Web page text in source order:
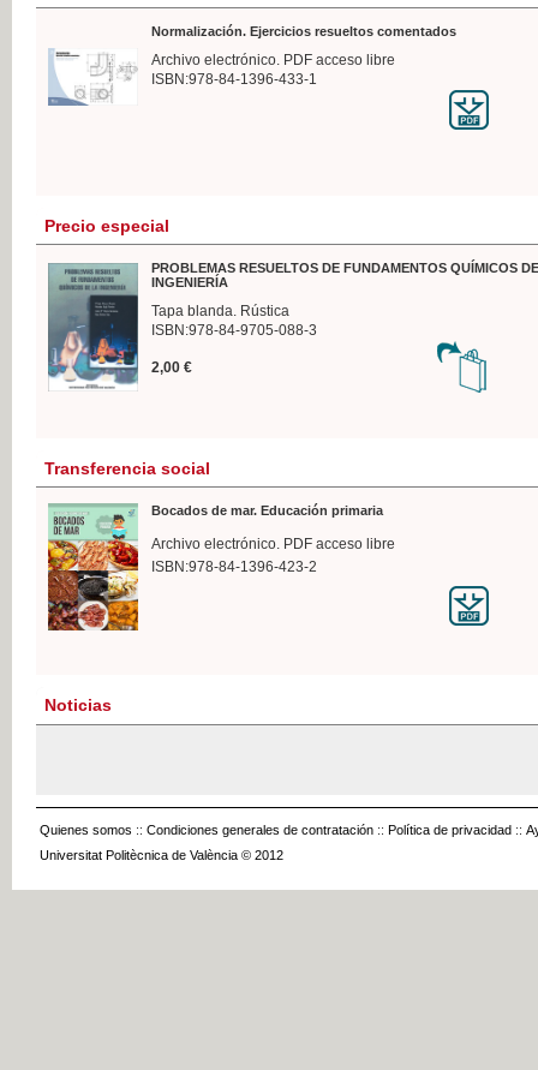
Normalización. Ejercicios resueltos comentados
Archivo electrónico. PDF acceso libre
ISBN:978-84-1396-433-1
Precio especial
PROBLEMAS RESUELTOS DE FUNDAMENTOS QUÍMICOS
INGENIERÍA
Tapa blanda. Rústica
ISBN:978-84-9705-088-3
2,00 €
Transferencia social
Bocados de mar. Educación primaria
Archivo electrónico. PDF acceso libre
ISBN:978-84-1396-423-2
Noticias
Quienes somos :: Condiciones generales de contratación :: Política de privacidad ::
Universitat Politècnica de València © 2012